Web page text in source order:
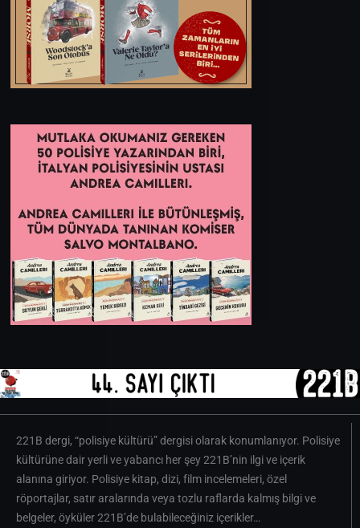
221B dergi, “polisiye kültürü” dergisi olarak konumlanıyor. Polisiye
kültürüne dair yerli ve yabancı her şey 221B’nin ilgi ve içerik
alanına giriyor. Polisiye kitap, dizi, film incelemeleri, özel
röportajlar, satır aralarında veya tozlu raflarda kalmış bilgi ve
belgeler, öyküler 221B’de bulabileceğiniz içerikler…